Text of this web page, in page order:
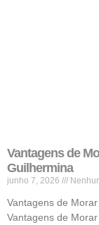
Vantagens de
Guilhermina
junho 7, 2026
Vantagens de
Vantagens de